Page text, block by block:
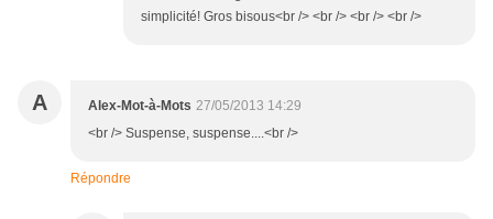
simplicité! Gros bisous<br /> <br /> <br /> <br />
A Alex-Mot-à-Mots 27/05/2013 14:29
<br /> Suspense, suspense....<br />
Répondre